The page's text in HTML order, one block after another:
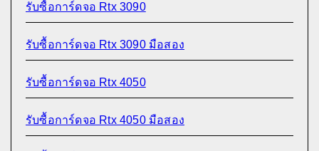
รับซื้อการ์ดจอ Rtx 3090
รับซื้อการ์ดจอ Rtx 3090 มือสอง
รับซื้อการ์ดจอ Rtx 4050
รับซื้อการ์ดจอ Rtx 4050 มือสอง